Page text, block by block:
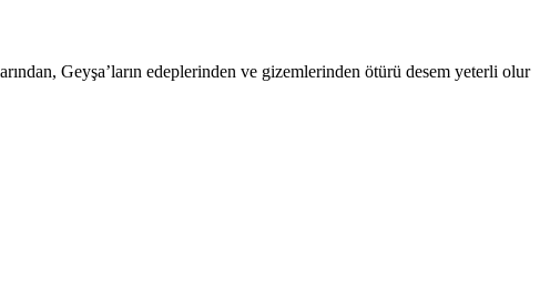
Geyşa’ların edeplerinden ve gizemlerinden ötürü desem yeterli olur